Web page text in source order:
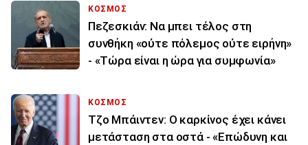
ΚΟΣΜΟΣ
Πεζεσκιάν: Να μπει τέλος στη
συνθήκη «ούτε πόλεμος ούτε ειρήνη»
- «Τώρα είναι η ώρα για συμφωνία»
ΚΟΣΜΟΣ
Τζο Μπάιντεν: Ο καρκίνος έχει κάνει
μετάσταση στα οστά - «Επώδυνη και